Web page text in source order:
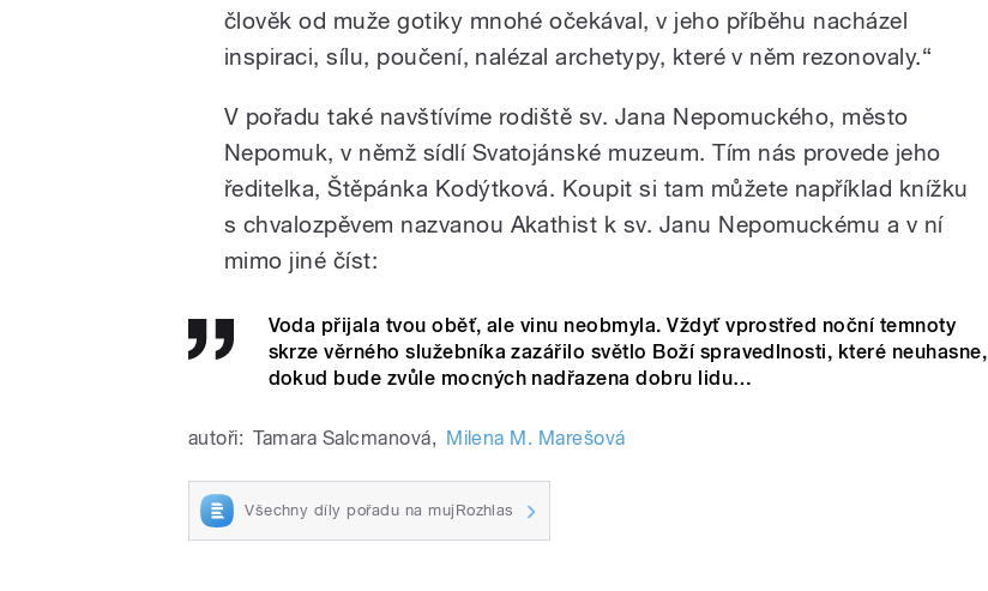
člověk od muže gotiky mnohé očekával, v jeho příběhu nacházel
inspiraci, sílu, poučení, nalézal archetypy, které v něm rezonovaly.“
V pořadu také navštívíme rodiště sv. Jana Nepomuckého, město
Nepomuk, v němž sídlí Svatojánské muzeum. Tím nás provede jeho
ředitelka, Štěpánka Kodýtková. Koupit si tam můžete například knížku
s chvalozpěvem nazvanou Akathist k sv. Janu Nepomuckému a v ní
mimo jiné číst:
Voda přijala tvou oběť, ale vinu neobmyla. Vždyť vprostřed noční temnoty
skrze věrného služebníka zazářilo světlo Boží spravedlnosti, které neuhasne,
dokud bude zvůle mocných nadřazena dobru lidu…
autoři: Tamara Salcmanová, Milena M. Marešová
Všechny díly pořadu na mujRozhlas